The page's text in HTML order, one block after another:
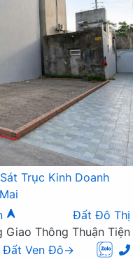
Trục Kinh Doanh
Đất Đô Thị
Giao Thông Thuận Tiện
Đất Ven Đô→